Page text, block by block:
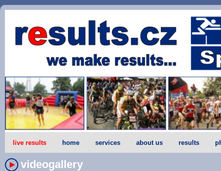
live results home services about us results
videogallery